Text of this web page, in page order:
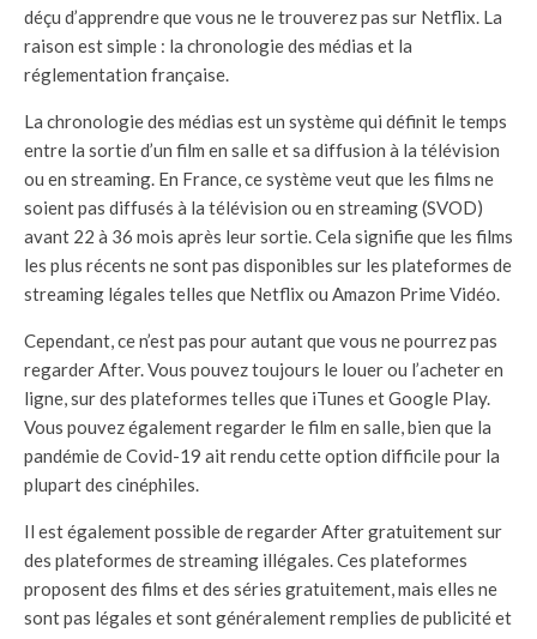
déçu d’apprendre que vous ne le trouverez pas sur Netflix. La
raison est simple : la chronologie des médias et la
réglementation française.
La chronologie des médias est un système qui définit le temps
entre la sortie d’un film en salle et sa diffusion à la télévision
ou en streaming. En France, ce système veut que les films ne
soient pas diffusés à la télévision ou en streaming (SVOD)
avant 22 à 36 mois après leur sortie. Cela signifie que les films
les plus récents ne sont pas disponibles sur les plateformes de
streaming légales telles que Netflix ou Amazon Prime Vidéo.
Cependant, ce n’est pas pour autant que vous ne pourrez pas
regarder After. Vous pouvez toujours le louer ou l’acheter en
ligne, sur des plateformes telles que iTunes et Google Play.
Vous pouvez également regarder le film en salle, bien que la
pandémie de Covid-19 ait rendu cette option difficile pour la
plupart des cinéphiles.
Il est également possible de regarder After gratuitement sur
des plateformes de streaming illégales. Ces plateformes
proposent des films et des séries gratuitement, mais elles ne
sont pas légales et sont généralement remplies de publicité et